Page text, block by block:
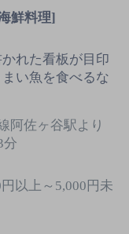
鮮料理]
れた看板が目印
い魚を食べるな
阿佐ヶ谷駅より
分
円以上～5,000円未